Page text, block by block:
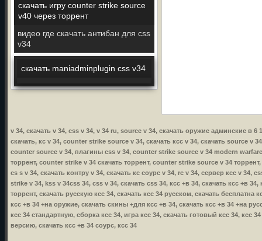
скачать игру counter strike source
v40 через торрент
видео где скачать антибан для css
v34
скачать maniadminplugin css v34
v 34, скачать v 34, css v 34, v 34 ru, source v 34, скачать оружие админские в
скачать, кс v 34, counter strike source v 34, скачать ксс v 34, скачать source v
counter source v 34, плагины css v 34, counter strike source v 34 modern
торрент, counter strike v 34 скачать торрент, counter strike source v 34
cs s v 34, скачать контру v 34, скачать кс соурс v 34, rc v 34, сервер ксс v 34,
strike v 34, kss v 34css 34, css v 34, скачать css 34, ксс +в 34, скачать ксс +в
торрент, скачать русскую ксс 34, скачать ксс 34 русском, скачать бесплатна
ксс +в 34 +на оружие, скачать скины +для ксс +в 34, скачать ксс +в 34 +на
ксс 34 стандартную, сборка ксс 34, игра ксс 34, скачать готовый ксс 34, ксс
версию, скачать ксс +в 34 соурс, ксс 34